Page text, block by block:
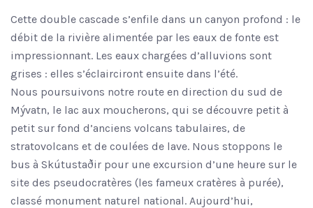
Cette double cascade s’enfile dans un canyon profond : le
débit de la rivière alimentée par les eaux de fonte est
impressionnant. Les eaux chargées d’alluvions sont
grises : elles s’éclairciront ensuite dans l’été.
Nous poursuivons notre route en direction du sud de
Mývatn, le lac aux moucherons, qui se découvre petit à
petit sur fond d’anciens volcans tabulaires, de
stratovolcans et de coulées de lave. Nous stoppons le
bus à Skútustaðir pour une excursion d’une heure sur le
site des pseudocratères (les fameux cratères à purée),
classé monument naturel national. Aujourd’hui,